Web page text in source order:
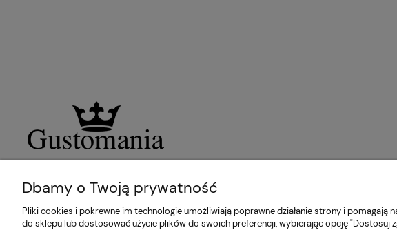
Dbamy o Twoją prywatność
Pliki cookies i pokrewne im technologie umożliwiają poprawne działanie strony i
do sklepu lub dostosować użycie plików do swoich preferencji, wybierając opcję "Dostosuj